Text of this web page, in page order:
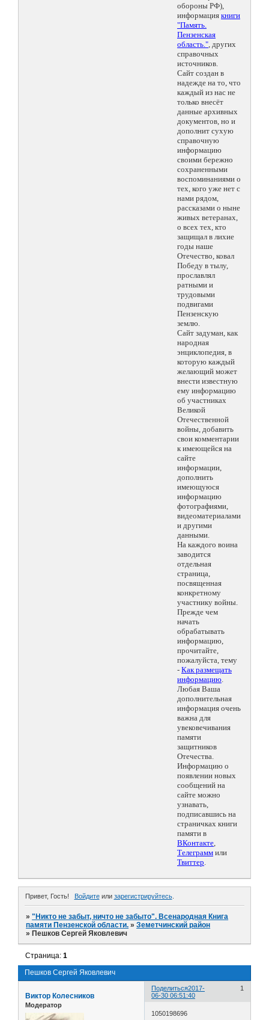
обороны РФ),
информация книги
"Память.
Пензенская
область.", других
справочных
источников.
Сайт создан в
надежде на то, что
каждый из нас не
только внесёт
данные архивных
документов, но и
дополнит сухую
справочную
информацию
своими бережно
сохраненными
воспоминаниями о
тех, кого уже нет с
нами рядом,
рассказами о ныне
живых ветеранах,
о всех тех, кто
защищал в лихие
годы наше
Отечество, ковал
Победу в тылу,
прославлял
ратными и
трудовыми
подвигами
Пензенскую
землю.
Сайт задуман, как
народная
энциклопедия, в
которую каждый
желающий может
внести известную
ему информацию
об участниках
Великой
Отечественной
войны, добавить
свои комментарии
к имеющейся на
сайте
информации,
дополнить
имеющуюся
информацию
фотографиями,
видеоматериалами
и другими
данными.
На каждого воина
заводится
отдельная
страница,
посвященная
конкретному
участнику войны.
Прежде чем
начать
обрабатывать
информацию,
прочитайте,
пожалуйста, тему
- Как размещать
информацию.
Любая Ваша
дополнительная
информация очень
важна для
увековечивания
памяти
защитников
Отечества.
Информацию о
появлении новых
сообщений на
сайте можно
узнавать,
подписавшись на
страничках книги
памяти в
ВКонтакте,
Телеграмм или
Твиттер.
Привет, Гость! Войдитеили зарегистрируйтесь.
»"Никто не забыт, ничто не забыто". Всенародная Книга
памяти Пензенской области. »Земетчинский район
» Пешков Сергей Яковлевич
Пешков Сергей Яковлевич
Страница:1
Поделиться 1
2017-
06-30 06:51:40
Виктор Колесников
Модератор
1050198696